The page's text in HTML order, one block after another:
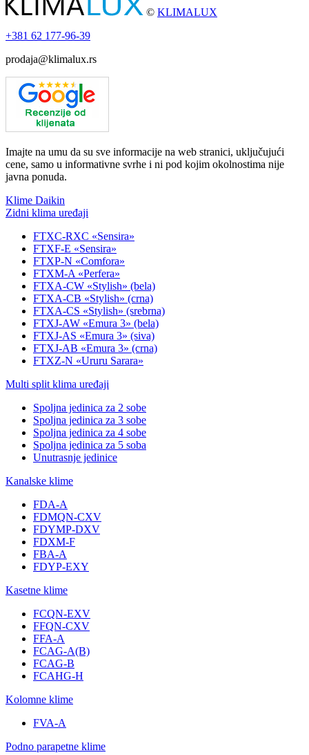
© KLIMALUX
+381 62 177-96-39
prodaja@klimalux.rs
Imajte na umu da su sve informacije na web stranici, uključujući
cene, samo u informativne svrhe i ni pod kojim okolnostima nije
javna ponuda.
Klime Daikin
Zidni klima uređaji
FTXC-RXC «Sensira»
FTXF-E «Sensira»
FTXP-N «Comfora»
FTXM-A «Perfera»
FTXA-CW «Stylish» (bela)
FTXA-CB «Stylish» (crna)
FTXA-CS «Stylish» (srebrna)
FTXJ-AW «Emura 3» (bela)
FTXJ-AS «Emura 3» (siva)
FTXJ-AB «Emura 3» (crna)
FTXZ-N «Ururu Sarara»
Multi split klima uređaji
Spoljna jedinica za 2 sobe
Spoljna jedinica za 3 sobe
Spoljna jedinica za 4 sobe
Spoljna jedinica za 5 soba
Unutrasnje jedinice
Kanalske klime
FDA-A
FDMQN-CXV
FDYMP-DXV
FDXM-F
FBA-A
FDYP-EXY
Kasetne klime
FCQN-EXV
FFQN-CXV
FFA-A
FCAG-A(B)
FCAG-B
FCAHG-H
Kolomne klime
FVA-A
Podno parapetne klime